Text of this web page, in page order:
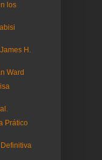
los
H.
Ward
Prático